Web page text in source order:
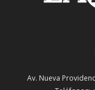
Av. Nueva